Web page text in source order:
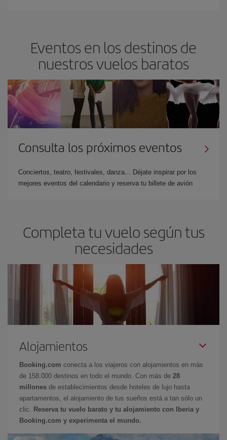
Eventos en los destinos de
nuestros vuelos baratos
Consulta los próximos eventos
Conciertos, teatro, festivales, danza... Déjate inspirar por los
mejores eventos del calendario y reserva tu billete de avión
Completa tu vuelo según tus
necesidades
Alojamientos
Booking.com conecta a los viajeros con alojamientos en más
de 158.000 destinos en todo el mundo. Con más de 28
millones de establecimientos desde hoteles de lujo hasta
apartamentos, el alojamiento de tus sueños está a tan sólo un
clic.
Reserva tu vuelo barato y tu alojamiento con Iberia y
Booking.com y experimenta el mundo.